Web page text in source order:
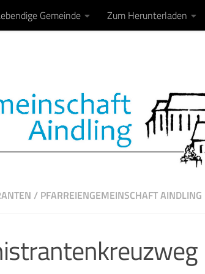
Gemeinde Zum Herunterladen
/ PFARREIENGEMEINSCHAFT AINDLING